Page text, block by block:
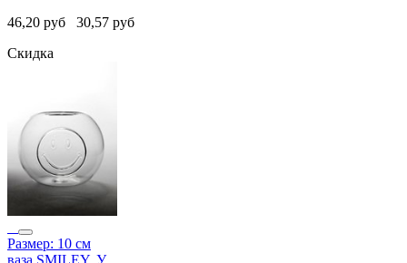
46,20 руб 30,57 руб
Скидка
Размер: 10 см
ваза SMILEY, У